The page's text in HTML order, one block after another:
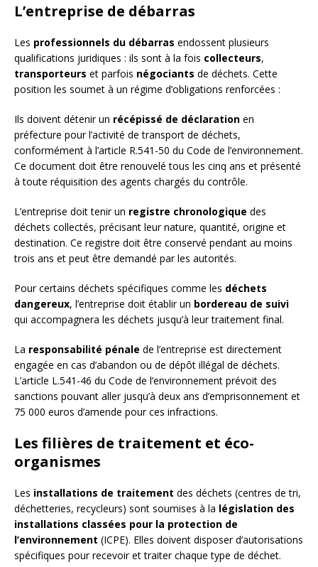
L’entreprise de débarras
Les professionnels du débarras endossent plusieurs
qualifications juridiques : ils sont à la fois collecteurs,
transporteurs et parfois négociants de déchets. Cette
position les soumet à un régime d’obligations renforcées :
Ils doivent détenir un récépissé de déclaration en
préfecture pour l’activité de transport de déchets,
conformément à l’article R.541-50 du Code de l’environnement.
Ce document doit être renouvelé tous les cinq ans et présenté
à toute réquisition des agents chargés du contrôle.
L’entreprise doit tenir un registre chronologique des
déchets collectés, précisant leur nature, quantité, origine et
destination. Ce registre doit être conservé pendant au moins
trois ans et peut être demandé par les autorités.
Pour certains déchets spécifiques comme les déchets
dangereux, l’entreprise doit établir un bordereau de suivi
qui accompagnera les déchets jusqu’à leur traitement final.
La responsabilité pénale de l’entreprise est directement
engagée en cas d’abandon ou de dépôt illégal de déchets.
L’article L.541-46 du Code de l’environnement prévoit des
sanctions pouvant aller jusqu’à deux ans d’emprisonnement et
75 000 euros d’amende pour ces infractions.
Les filières de traitement et éco-
organismes
Les installations de traitement des déchets (centres de tri,
déchetteries, recycleurs) sont soumises à la législation des
installations classées pour la protection de
l’environnement (ICPE). Elles doivent disposer d’autorisations
spécifiques pour recevoir et traiter chaque type de déchet.